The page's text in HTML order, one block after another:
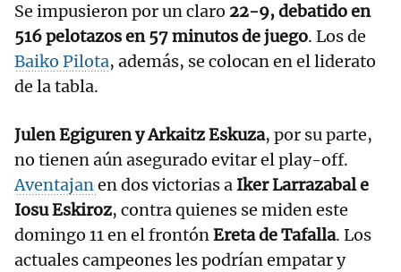
Se impusieron por un claro 22-9, debatido en
516 pelotazos en 57 minutos de juego. Los de
Baiko Pilota, además, se colocan en el liderato
de la tabla.
Julen Egiguren y Arkaitz Eskuza, por su parte,
no tienen aún asegurado evitar el play-off.
Aventajanen dos victorias a Iker Larrazabal e
Iosu Eskiroz, contra quienes se miden este
domingo 11 en el frontónEreta de Tafalla. Los
actuales campeones les podrían empatar y